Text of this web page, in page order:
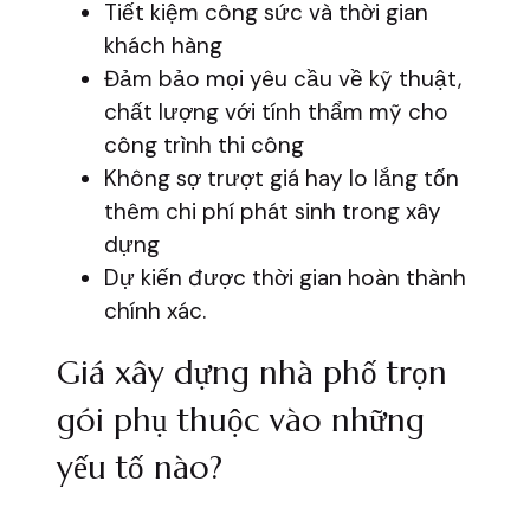
Tiết kiệm công sức và thời gian
khách hàng
Đảm bảo mọi yêu cầu về kỹ thuật,
chất lượng với tính thẩm mỹ cho
công trình thi công
Không sợ trượt giá hay lo lắng tốn
thêm chi phí phát sinh trong xây
dựng
Dự kiến được thời gian hoàn thành
chính xác.
Giá xây dựng nhà phố trọn
gói phụ thuộc vào những
yếu tố nào?